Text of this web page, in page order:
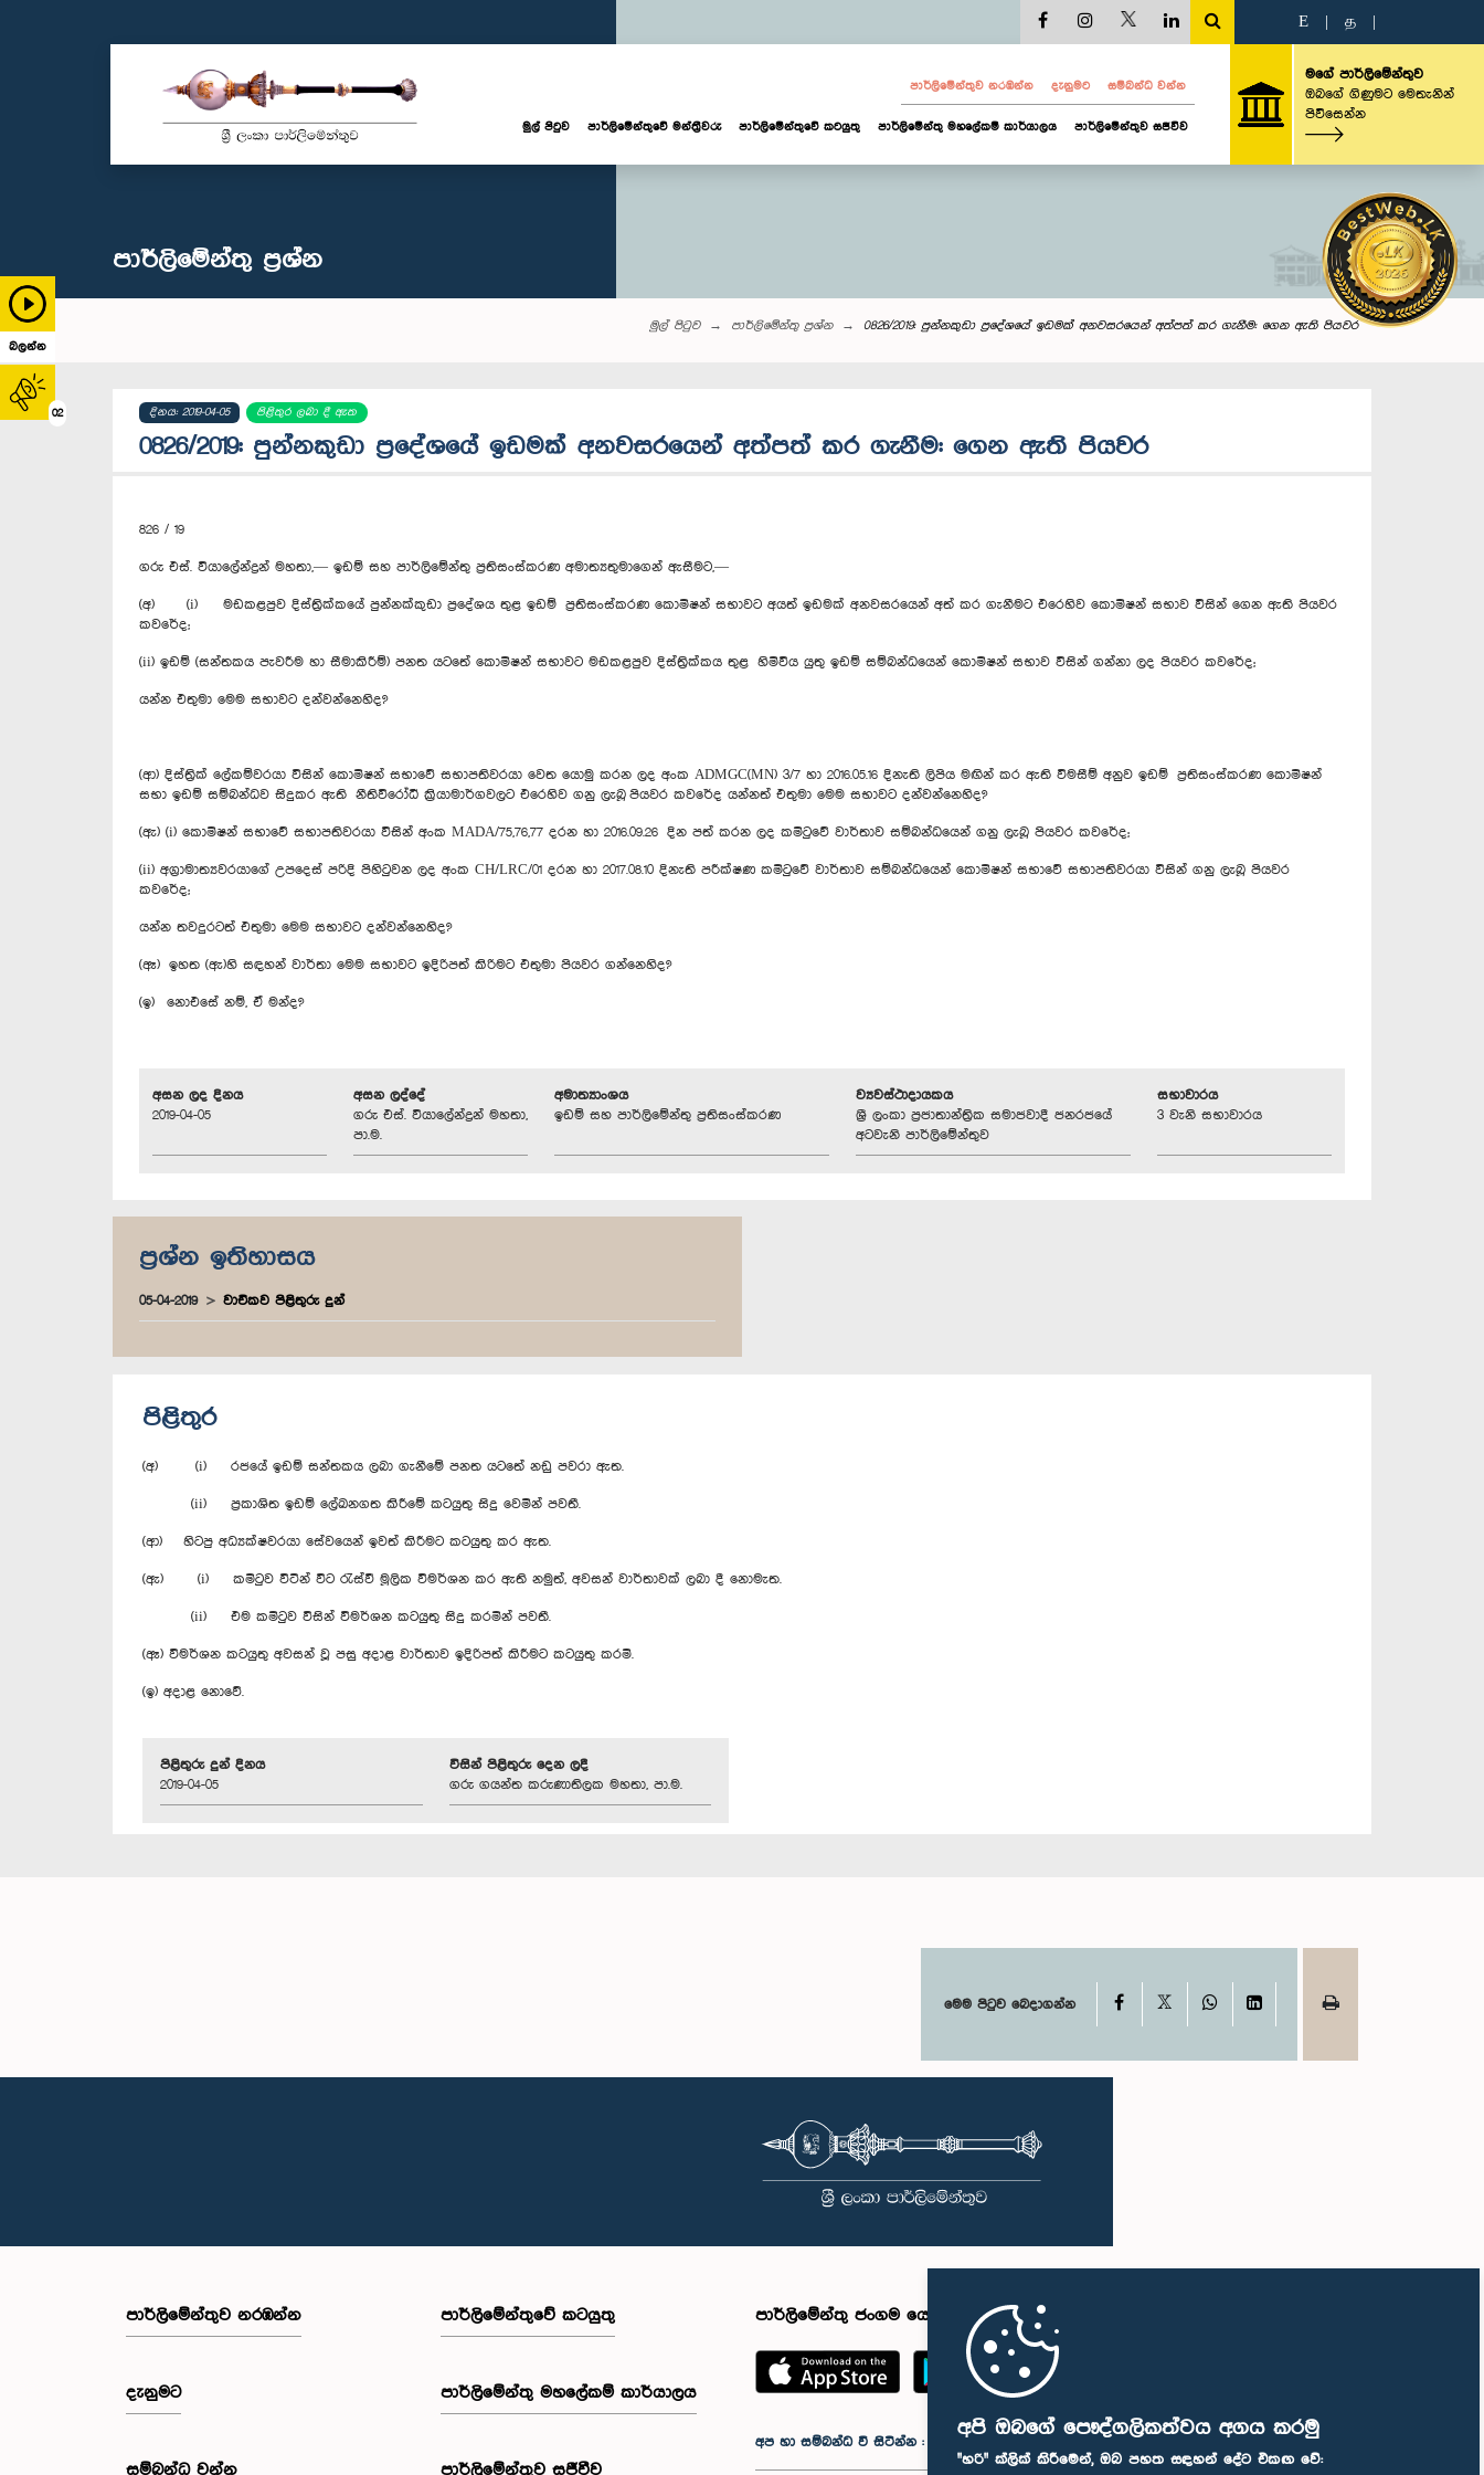
අපි ඔබගේ පෞද්ගලිකත්වය අගය කරමු
"හරි" ක්ලික් කිරීමෙන්, ඔබ පහත සඳහන් දේට එකඟ වේ:
බලන්න
02
E த
පාර්ලි‌මේන්තුව නරඹන්න දැනුමට සම්බන්ධ වන්න
මුල් පිටුව පාර්ලි‌මේන්තුවේ මන්ත්‍රීවරු පාර්ලිමේන්තුවේ කටයුතු පාර්ලිමේන්තු මහලේකම් කාර්යාලය පාර්ලිමේන්තුව සජීවීව
මගේ පාර්ලිමේන්තුව
ඔබගේ ගිණුමට මෙතැනින්
පිවිසෙන්න
පාර්ලි‌මේන්තු‌ ප්‍රශ්න
මුල් පිටුව පාර්ලි‌මේන්තු‌ ප්‍රශ්න 0826/2019: පුන්නකුඩා ප්‍රදේශයේ ඉඩමක් අනවසරයෙන් අත්පත් කර ගැනීම: ගෙන ඇති පියවර
දිනය: 2019-04-05 පිළිතුර ලබා දී ඇත
0826/2019: පුන්නකුඩා ප්‍රදේශයේ ඉඩමක් අනවසරයෙන් අත්පත් කර ගැනීම: ගෙන ඇති පියවර
826 / 19
ගරු එස්. වියාලේන්ද්‍රන් මහතා,— ඉඩම් සහ පාර්ලිමේන්තු ප්‍රතිසංස්කරණ අමාත්‍යතුමාගෙන් ඇසීමට,—
(අ) (i) මඩකළපුව දිස්ත්‍රික්කයේ පුන්නක්කුඩා ප්‍රදේශය තුළ ඉඩම් ප්‍රතිසංස්කරණ කොමිෂන් සභාවට අයත් ඉඩමක් අනවසරයෙන් අත් කර ගැනීමට එරෙහිව කොමිෂන් සභාව විසින් ගෙන ඇති පියවර
කවරේද;
(ii) ඉඩම් (සන්තකය පැවරීම හා සීමාකිරීම්) පනත යටතේ කොමිෂන් සභාවට මඩකළපුව දිස්ත්‍රික්කය තුළ හිමිවිය යුතු ඉඩම් සම්බන්ධයෙන් කොමිෂන් සභාව විසින් ගන්නා ලද පියවර කවරේද;
යන්න එතුමා මෙම සභාවට දන්වන්නෙහිද?
(ආ) දිස්ත්‍රික් ලේකම්වරයා විසින් කොමිෂන් සභාවේ සභාපතිවරයා වෙත යොමු කරන ලද අංක ADMGC(MN) 3/7 හා 2016.05.16 දිනැති ලිපිය මඟින් කර ඇති විමසීම් අනුව ඉඩම් ප්‍රතිසංස්කරණ කොමිෂන්
සභා ඉඩම් සම්බන්ධව සිදුකර ඇති නීතිවිරෝධී ක්‍රියාමාර්ගවලට එරෙහිව ගනු ලැබූ පියවර කවරේද යන්නත් එතුමා මෙම සභාවට දන්වන්නෙහිද?
(ඇ) (i) කොමිෂන් සභාවේ සභාපතිවරයා විසින් අංක MADA/75,76,77 දරන හා 2016.09.26 දින පත් කරන ලද කමිටුවේ වාර්තාව සම්බන්ධයෙන් ගනු ලැබූ පියවර කවරේද;
(ii) අග්‍රාමාත්‍යවරයාගේ උපදෙස් පරිදි පිහිටුවන ලද අංක CH/LRC/01 දරන හා 2017.08.10 දිනැති පරීක්ෂණ කමිටුවේ වාර්තාව සම්බන්ධයෙන් කොමිෂන් සභාවේ සභාපතිවරයා විසින් ගනු ලැබූ පියවර
කවරේද;
යන්න තවදුරටත් එතුමා මෙම සභාවට දන්වන්නෙහිද?
(ඈ) ඉහත (ඇ)හි සඳහන් වාර්තා මෙම සභාවට ඉදිරිපත් කිරිමට එතුමා පියවර ගන්නෙහිද?
(ඉ) නොඑසේ නම්, ඒ මන්ද?
අසන ලද දිනය
2019-04-05
අසන ලද්දේ
ගරු එස්. වියාලේන්ද්‍රන් මහතා,
පා.ම.
අමාත්‍යාංශය
ඉඩම් සහ පාර්ලිමේන්තු ප්‍රතිසංස්කරණ
ව්‍යවස්ථාදායකය
ශ්‍රී ලංකා ප්‍රජාතාන්ත්‍රික සමාජවාදී ජනරජයේ
අටවැනි පාර්ලිමේන්තුව
සභාවාරය
3 වැනි සභාවාරය
ප්‍රශ්න ඉතිහාසය
05-04-2019 වාචිකව පිළිතුරු දුන්
පිළිතුර
(අ) (i) රජයේ ඉඩම් සන්තකය ලබා ගැනීමේ පනත යටතේ නඩු පවරා ඇත.
(ii) ප්‍රකාශිත ඉඩම් ලේඛනගත කිරීමේ කටයුතු සිදු වෙමින් පවතී.
(ආ) හිටපු අධ්‍යක්ෂවරයා සේවයෙන් ඉවත් කිරීමට කටයුතු කර ඇත.
(ඇ) (i) කමිටුව විටින් විට රැස්වී මූලික විමර්ශන කර ඇති නමුත්, අවසන් වාර්තාවක් ලබා දී නොමැත.
(ii) එම කමිටුව විසින් විමර්ශන කටයුතු සිදු කරමින් පවතී.
(ඈ) විමර්ශන කටයුතු අවසන් වූ පසු අදාළ වාර්තාව ඉදිරිපත් කිරීමට කටයුතු කරමි.
(ඉ) අදාළ නොවේ.
පිළිතුරු දුන් දිනය
2019-04-05
විසින් පිළිතුරු දෙන ලදී
ගරු ගයන්ත කරුණාතිලක මහතා, පා.ම.
මෙම පිටුව බෙදාගන්න Facebook WhatsAppLinkedIn
පාර්ලි‌මේන්තුව නරඹන්න
දැනුමට
සම්බන්ධ වන්න
පාර්ලිමේන්තුවේ කටයුතු
පාර්ලිමේන්තු මහලේකම් කාර්යාලය
පාර්ලිමේන්තුව සජීවීව
පාර්ලිමේන්තු ජංගම යෙදුම
අප හා සම්බන්ධ වී සිටින්න :